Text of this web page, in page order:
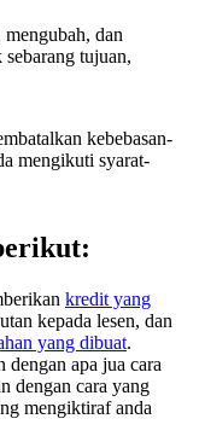
dan
tujuan,
kebebasan-
mengikuti syarat-
kredit yang
kepada lesen, dan
yang dibuat.
apa jua cara
dengan cara yang
mengiktiraf anda